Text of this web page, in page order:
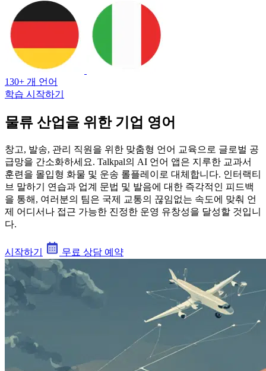
130+ 개 언어
학습 시작하기
물류 산업을 위한 기업 영어
창고, 발송, 관리 직원을 위한 맞춤형 언어 교육으로 글로벌 공
급망을 간소화하세요. Talkpal의 AI 언어 앱은 지루한 교과서
훈련을 몰입형 화물 및 운송 롤플레이로 대체합니다. 인터랙티
브 말하기 연습과 업계 문법 및 발음에 대한 즉각적인 피드백
을 통해, 여러분의 팀은 국제 교통의 끊임없는 속도에 맞춰 언
제 어디서나 접근 가능한 진정한 운영 유창성을 달성할 것입니
다.
시작하기 무료 상담 예약